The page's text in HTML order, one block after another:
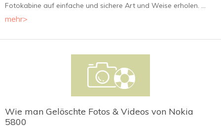
Fotokabine auf einfache und sichere Art und Weise erholen. ...
mehr>
Wie man Gelöschte Fotos & Videos von Nokia
5800